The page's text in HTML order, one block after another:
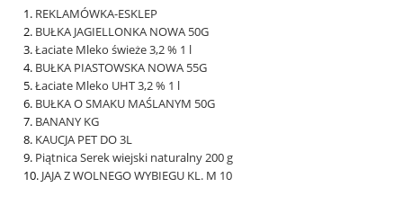
REKLAMÓWKA-ESKLEP
BUŁKA JAGIELLONKA NOWA 50G
Łaciate Mleko świeże 3,2 % 1 l
BUŁKA PIASTOWSKA NOWA 55G
Łaciate Mleko UHT 3,2 % 1 l
BUŁKA O SMAKU MAŚLANYM 50G
BANANY KG
KAUCJA PET DO 3L
Piątnica Serek wiejski naturalny 200 g
JAJA Z WOLNEGO WYBIEGU KL. M 10